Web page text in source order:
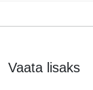
Vaata lisaks